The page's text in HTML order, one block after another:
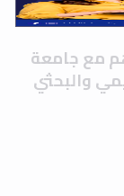
مع جامعة
والبحثي